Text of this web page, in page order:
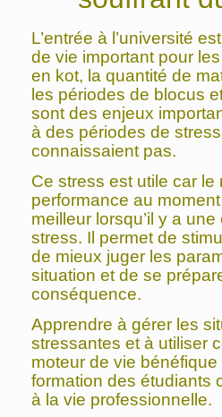
L’entrée à l’université
de vie important pour
en kot, la quantité de
les périodes de blocus
sont des enjeux
à des périodes de stress
connaissaient pas.
Ce stress est utile car le
performance au
meilleur lorsqu’il y a
stress. Il permet de
de mieux juger les
situation et de se
conséquence.
Apprendre à gérer les
stressantes et à utiliser
moteur de vie bénéfique
formation des étudiants
à la vie professionnelle.